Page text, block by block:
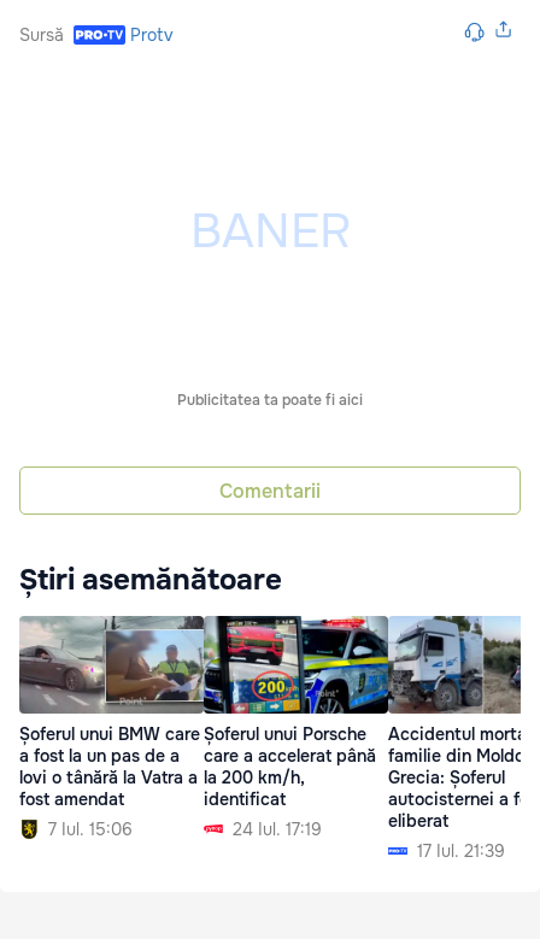
Sursă Protv
Publicitatea ta poate fi aici
Comentarii
Știri asemănătoare
Șoferul unui BMW care
a fost la un pas de a
lovi o tânără la Vatra a
fost amendat
7 Iul. 15:06
Șoferul unui Porsche
care a accelerat până
la 200 km/h,
identificat
24 Iul. 17:19
Accidentul mortal
familie din
Grecia: Șoferul
autocisternei a
eliberat
17 Iul. 21:39